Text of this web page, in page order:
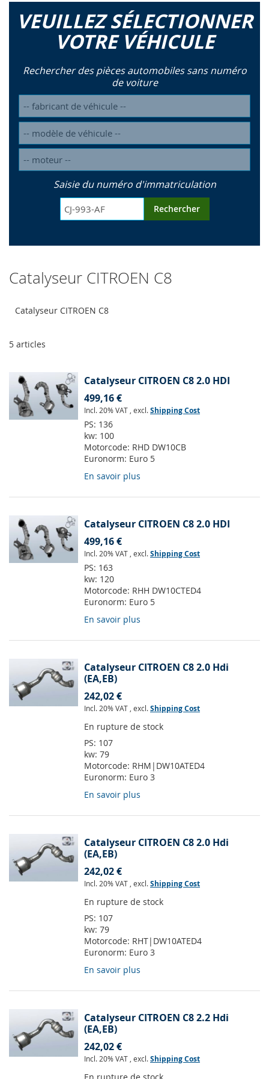
VEUILLEZ SÉLECTIONNER
VOTRE VÉHICULE
Rechercher des pièces automobiles sans numéro
de voiture
Saisie du numéro d'immatriculation
Rechercher
Catalyseur CITROEN C8
Catalyseur CITROEN C8
5 articles
Catalyseur CITROEN C8 2.0 HDI
499,16 €
Incl. 20% VAT , excl.Shipping Cost
PS: 136
kw: 100
Motorcode: RHD DW10CB
Euronorm: Euro 5
En savoir plus
Catalyseur CITROEN C8 2.0 HDI
499,16 €
Incl. 20% VAT , excl.Shipping Cost
PS: 163
kw: 120
Motorcode: RHH DW10CTED4
Euronorm: Euro 5
En savoir plus
Catalyseur CITROEN C8 2.0 Hdi
(EA,EB)
242,02 €
Incl. 20% VAT , excl.Shipping Cost
En rupture de stock
PS: 107
kw: 79
Motorcode: RHM|DW10ATED4
Euronorm: Euro 3
En savoir plus
Catalyseur CITROEN C8 2.0 Hdi
(EA,EB)
242,02 €
Incl. 20% VAT , excl.Shipping Cost
En rupture de stock
PS: 107
kw: 79
Motorcode: RHT|DW10ATED4
Euronorm: Euro 3
En savoir plus
Catalyseur CITROEN C8 2.2 Hdi
(EA,EB)
242,02 €
Incl. 20% VAT , excl.Shipping Cost